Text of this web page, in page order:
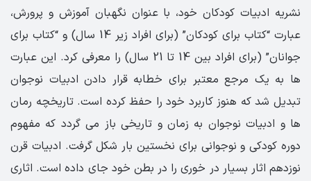
نشریه ادبیات کودکان خود، با عنوان نگهبان آموزش و پرورش،
عبارت “کتاب برای کودکان” (برای افراد زیر 14 سال) و “کتاب برای
جوانان” (برای افراد بین 14 تا 21 سال) را معرفی کرد. این عبارت
ها به یک مرجع معتبر برای خطابه قرار دادن ادبیات نوجوان
تبدیل شد که هنوز کاربرد خود را حفظ کرده است. تاریخچه رمان
ها و ادبیات نوجوان به زمان و تاریخی باز می گردد که مفهوم
دوره کودکی و نوجوانی برای نخستین بار شکل گرفت. ادبیات قرن
نوزدهم اثار بسیار در خوری را در بطن خود جای داده است. اثاری